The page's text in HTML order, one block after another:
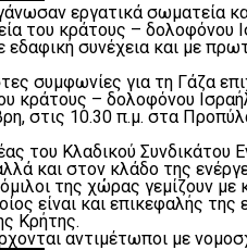
εργατικά σωματεία
του κράτους – δολοφόνου
συνέχεια και με
συμφωνίες για τη Γάζα
– δολοφόνου
στις 10.30 π.μ. στα
του Κλαδικού Συνδικάτου
και στον κλάδο της
της χώρας γεμίζουν
και επικεφαλής της
Κρήτης.
αντιμέτωποι με